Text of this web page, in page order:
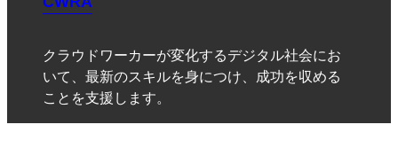
クラウドワーカーが変化するデジタル社会にお
いて、最新のスキルを身につけ、成功を収める
ことを支援します。